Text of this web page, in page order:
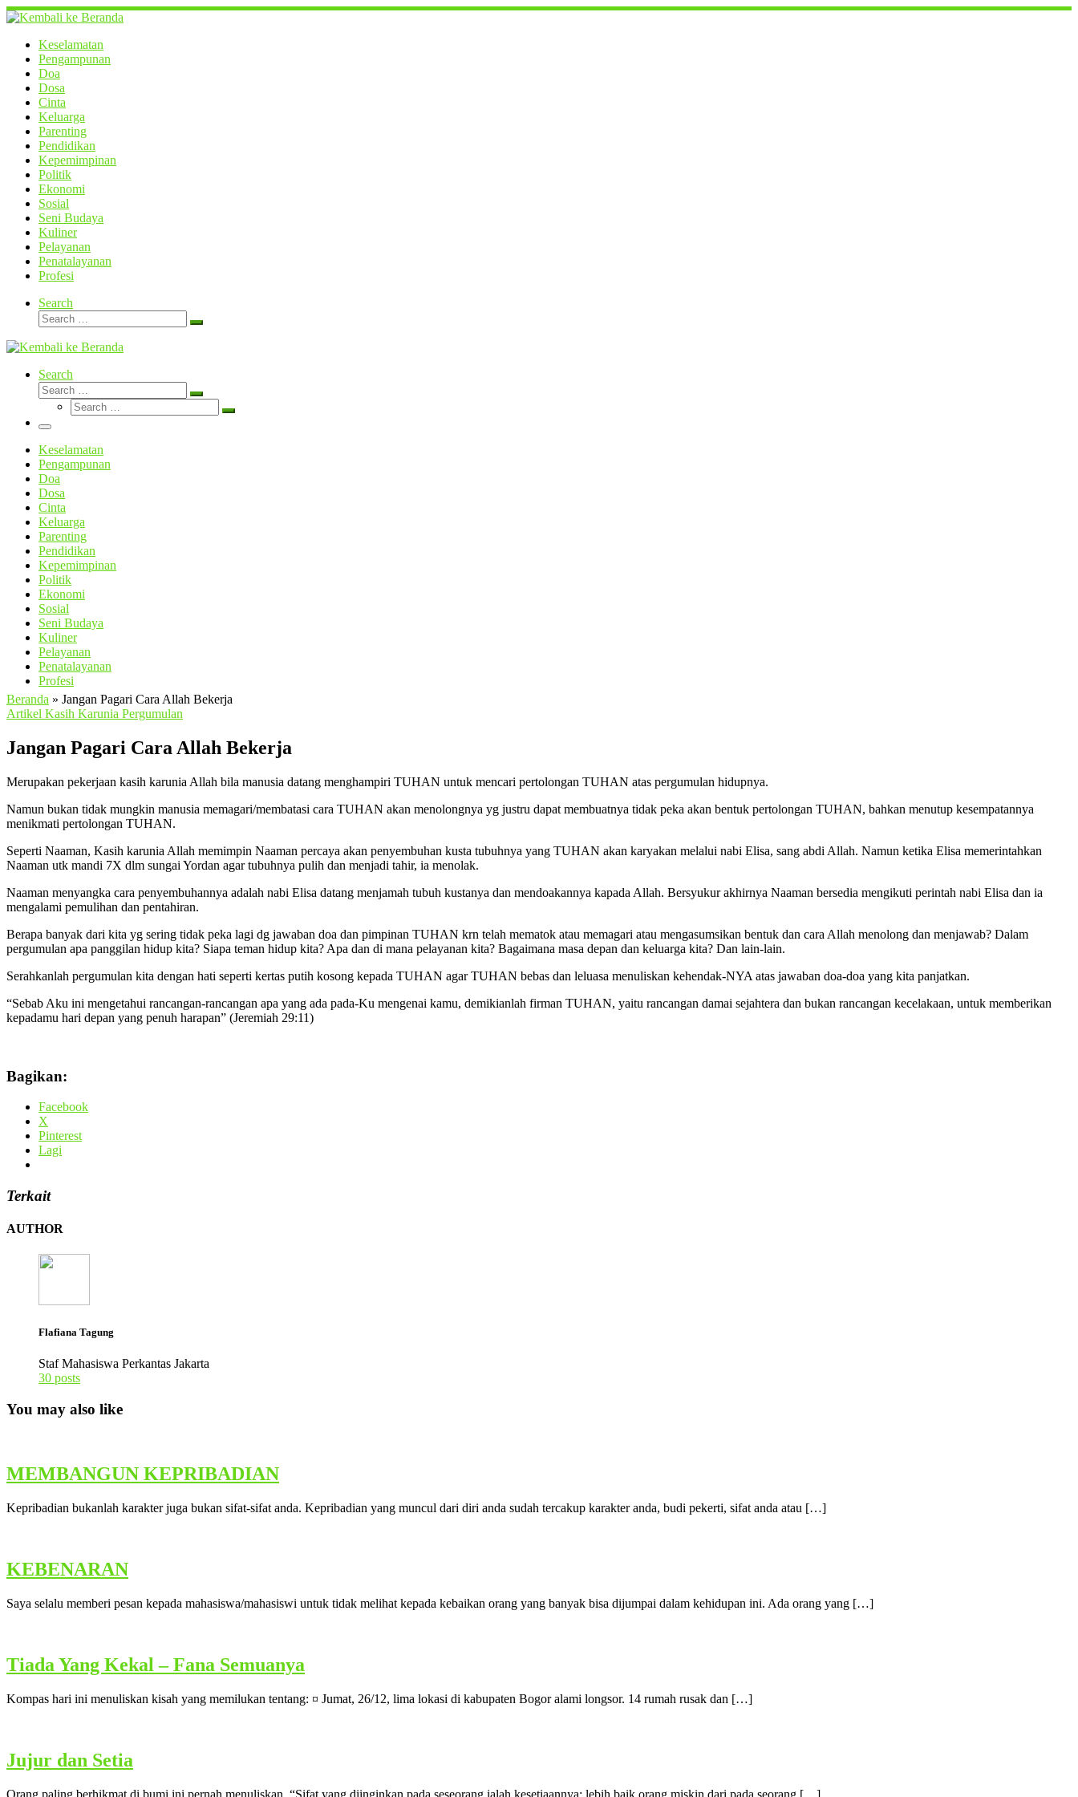
Skip
to
contentKeselamatan
Pengampunan
Doa
Dosa
Cinta
Keluarga
Parenting
Pendidikan
Kepemimpinan
Politik
Ekonomi
Sosial
Seni Budaya
Kuliner
Pelayanan
Penatalayanan
Profesi
Search
Search
Search
Search
Search
Search
Search
Search
Menu
Keselamatan
Pengampunan
Doa
Dosa
Cinta
Keluarga
Parenting
Pendidikan
Kepemimpinan
Politik
Ekonomi
Sosial
Seni Budaya
Kuliner
Pelayanan
Penatalayanan
Profesi
Beranda » Jangan Pagari Cara Allah Bekerja
Artikel Kasih Karunia Pergumulan
Jangan Pagari Cara Allah Bekerja
Merupakan pekerjaan kasih karunia Allah bila manusia datang menghampiri TUHAN untuk mencari pertolongan TUHAN atas pergumulan hidupnya.
Namun bukan tidak mungkin manusia memagari/membatasi cara TUHAN akan menolongnya yg justru dapat membuatnya tidak peka akan bentuk pertolongan TUHAN, bahkan menutup kesempatannya
menikmati pertolongan TUHAN.
Seperti Naaman, Kasih karunia Allah memimpin Naaman percaya akan penyembuhan kusta tubuhnya yang TUHAN akan karyakan melalui nabi Elisa, sang abdi Allah. Namun ketika Elisa memerintahkan
Naaman utk mandi 7X dlm sungai Yordan agar tubuhnya pulih dan menjadi tahir, ia menolak.
Naaman menyangka cara penyembuhannya adalah nabi Elisa datang menjamah tubuh kustanya dan mendoakannya kapada Allah. Bersyukur akhirnya Naaman bersedia mengikuti perintah nabi Elisa dan ia
mengalami pemulihan dan pentahiran.
Berapa banyak dari kita yg sering tidak peka lagi dg jawaban doa dan pimpinan TUHAN krn telah mematok atau memagari atau mengasumsikan bentuk dan cara Allah menolong dan menjawab? Dalam
pergumulan apa panggilan hidup kita? Siapa teman hidup kita? Apa dan di mana pelayanan kita? Bagaimana masa depan dan keluarga kita? Dan lain-lain.
Serahkanlah pergumulan kita dengan hati seperti kertas putih kosong kepada TUHAN agar TUHAN bebas dan leluasa menuliskan kehendak-NYA atas jawaban doa-doa yang kita panjatkan.
“Sebab Aku ini mengetahui rancangan-rancangan apa yang ada pada-Ku mengenai kamu, demikianlah firman TUHAN, yaitu rancangan damai sejahtera dan bukan rancangan kecelakaan, untuk memberikan
kepadamu hari depan yang penuh harapan” (Jeremiah 29:11)
Bagikan:
Facebook
X
Pinterest
Lagi
Terkait
AUTHOR
Flafiana Tagung
Staf Mahasiswa Perkantas Jakarta
30 posts
You may also like
MEMBANGUN KEPRIBADIAN
Kepribadian bukanlah karakter juga bukan sifat-sifat anda. Kepribadian yang muncul dari diri anda sudah tercakup karakter anda, budi pekerti, sifat anda atau […]
KEBENARAN
Saya selalu memberi pesan kepada mahasiswa/mahasiswi untuk tidak melihat kepada kebaikan orang yang banyak bisa dijumpai dalam kehidupan ini. Ada orang yang […]
Tiada Yang Kekal – Fana Semuanya
Kompas hari ini menuliskan kisah yang memilukan tentang: ¤ Jumat, 26/12, lima lokasi di kabupaten Bogor alami longsor. 14 rumah rusak dan […]
Jujur dan Setia
Orang paling berhikmat di bumi ini pernah menuliskan, “Sifat yang diinginkan pada seseorang ialah kesetiaannya; lebih baik orang miskin dari pada seorang […]